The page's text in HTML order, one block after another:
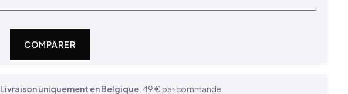
COMPARER
Livraison uniquement en Belgique: 49 € par commande